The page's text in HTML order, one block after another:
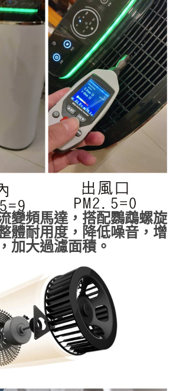
變頻馬達，搭配鸚鵡螺旋
體耐用度，降低噪音，增
加大過濾面積。